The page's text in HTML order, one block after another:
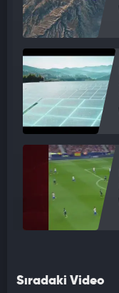
Sıradaki Video